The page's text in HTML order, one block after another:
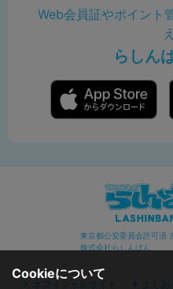
Web会員証やポイント
らしん
東京都公安委員会許可済
株式会社らしんばん
オフィシャルサイト よくあ
Cookieについて